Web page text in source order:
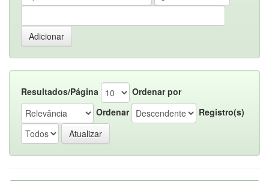
Resultados/Página
Ordenar por
Ordenar
Registro(s)